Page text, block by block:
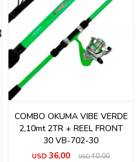
COMBO OKUMA VIBE VERDE
2,10mt 2TR + REEL FRONT
30 VB-702-30
USD 36,00 USD40,00